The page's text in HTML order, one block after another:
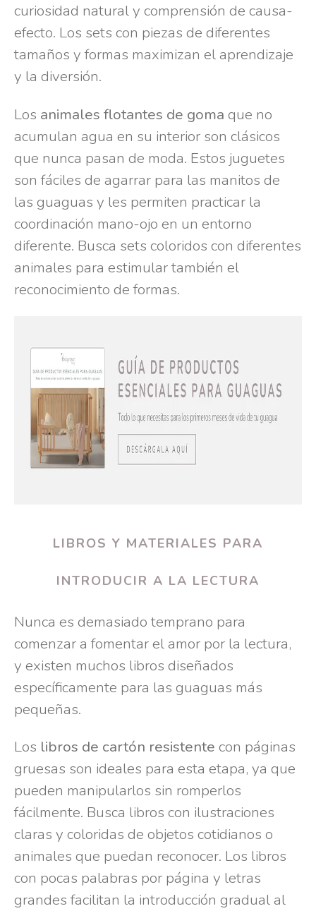
curiosidad natural y comprensión de causa-
efecto. Los sets con piezas de diferentes
tamaños y formas maximizan el aprendizaje
y la diversión.
Los animales flotantes de goma que no
acumulan agua en su interior son clásicos
que nunca pasan de moda. Estos juguetes
son fáciles de agarrar para las manitos de
las guaguas y les permiten practicar la
coordinación mano-ojo en un entorno
diferente. Busca sets coloridos con diferentes
animales para estimular también el
reconocimiento de formas.
LIBROS Y MATERIALES PARA
INTRODUCIR A LA LECTURA
Nunca es demasiado temprano para
comenzar a fomentar el amor por la lectura,
y existen muchos libros diseñados
específicamente para las guaguas más
pequeñas.
Los libros de cartón resistente con páginas
gruesas son ideales para esta etapa, ya que
pueden manipularlos sin romperlos
fácilmente. Busca libros con ilustraciones
claras y coloridas de objetos cotidianos o
animales que puedan reconocer. Los libros
con pocas palabras por página y letras
grandes facilitan la introducción gradual al